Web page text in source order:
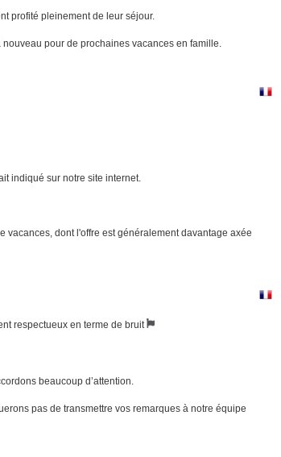
profité pleinement de leur séjour.
pour de prochaines vacances en famille.
indiqué sur notre site internet.
dont l'offre est généralement davantage axée
respectueux en terme de bruit
beaucoup d’attention.
pas de transmettre vos remarques à notre équipe